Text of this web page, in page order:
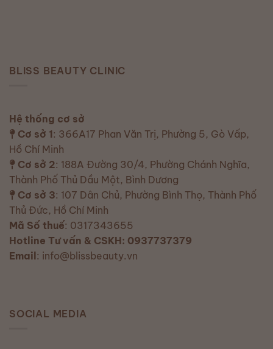
BLISS BEAUTY CLINIC
Hệ thống cơ sở
Cơ sở 1: 366A17 Phan Văn Trị, Phường 5, Gò Vấp,
Hồ Chí Minh
Cơ sở 2: 188A Đường 30/4, Phường Chánh Nghĩa,
Thành Phố Thủ Dầu Một, Bình Dương
Cơ sở 3: 107 Dân Chủ, Phường Bình Thọ, Thành Phố
Thủ Đức, Hồ Chí Minh
Mã Số thuế: 0317343655
Hotline Tư vấn & CSKH: 0937737379
Email : info@blissbeauty.vn
SOCIAL MEDIA